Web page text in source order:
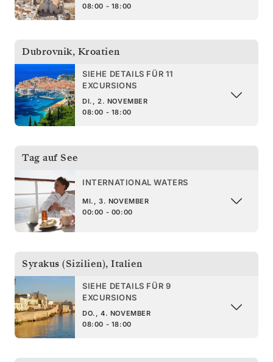
08:00 - 18:00
Dubrovnik, Kroatien
SIEHE DETAILS FÜR 11
EXCURSIONS
DI., 2. NOVEMBER
08:00 - 18:00
Tag auf See
INTERNATIONAL WATERS
MI., 3. NOVEMBER
00:00 - 00:00
Syrakus (Sizilien), Italien
SIEHE DETAILS FÜR 9
EXCURSIONS
DO., 4. NOVEMBER
08:00 - 18:00